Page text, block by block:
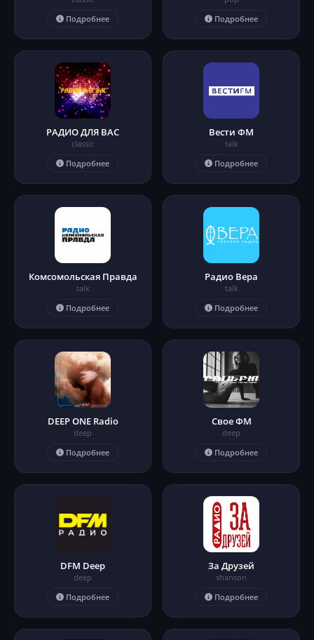
Подробнее
Подробнее
РАДИО ДЛЯ ВАС
classic
Подробнее
Вести ФМ
talk
Подробнее
Комсомольская Правда
talk
Подробнее
Радио Вера
talk
Подробнее
DEEP ONE Radio
deep
Подробнее
Свое ФМ
deep
Подробнее
DFM Deep
deep
Подробнее
За Друзей
shanson
Подробнее